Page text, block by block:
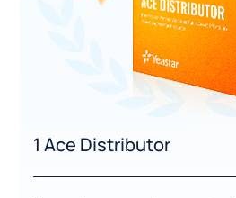
1 Ace Distributor